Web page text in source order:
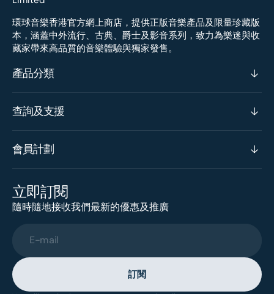
環球音樂香港官方網上商店，提供正版音樂產品及限量珍藏版
本，涵蓋中外流行、古典、爵士及影音系列，致力為樂迷與收
藏家帶來高品質的音樂體驗與獨家發售。
產品分類
查詢及支援
會員計劃
立即訂閱
隨時隨地接收我們最新的優惠及推廣
E-mail
訂閱